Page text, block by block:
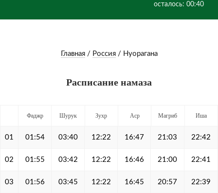
осталось: 00:40
Главная/ Россия/ Нуорагана
Расписание намаза
Фаджр Шурук Зухр Аср Магриб Иша
01 01:54 03:40 12:22 16:47 21:03 22:42
02 01:55 03:42 12:22 16:46 21:00 22:41
03 01:56 03:45 12:22 16:45 20:57 22:39